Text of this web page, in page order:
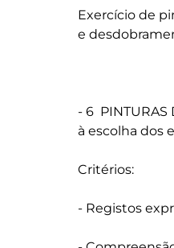
Exercício de
e
- 6
à escolha dos
Critérios:
- Registos